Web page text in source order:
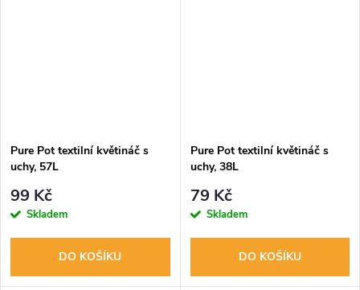
Pure Pot textilní květináč s
uchy, 57L
99 Kč
Skladem
DO KOŠÍKU
Pure Pot textilní květináč s
uchy, 38L
79 Kč
Skladem
DO KOŠÍKU